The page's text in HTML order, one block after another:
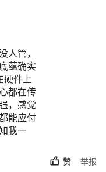
人管，
蕴确实
硬件上
都在传
，感觉
能应付
我一
赞 举报